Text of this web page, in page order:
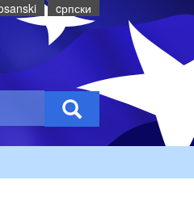
cрпски